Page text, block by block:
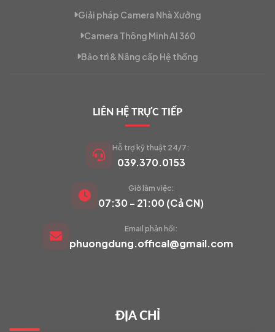
VIETCAM.VN
Đang trực tuyến
Giải pháp Camera Nhà Xưởng
Camera Thông Minh AI 360
Bảo trì & Nâng cấp Hệ thống
LIÊN HỆ TRỰC TIẾP
Hỗ trợ kỹ thuật 24/7:
039.370.0153
Giờ làm việc:
07:30 - 21:00 (Cả CN)
Email phản hồi:
phuongdung.offical@gmail.com
ĐỊA CHỈ